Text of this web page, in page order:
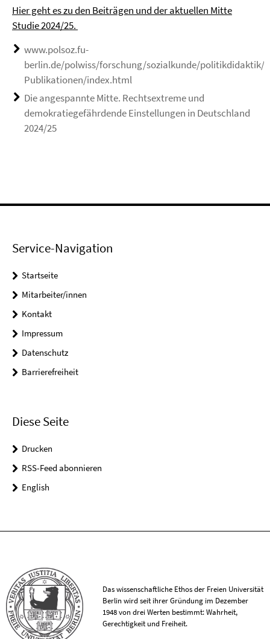
Hier geht es zu den Beiträgen und der aktuellen Mitte
Studie 2024/25.
www.polsoz.fu-
berlin.de/polwiss/forschung/sozialkunde/politikdidaktik/
Publikationen/index.html
Die angespannte Mitte. Rechtsextreme und
demokratiegefährdende Einstellungen in Deutschland
2024/25
Service-Navigation
Startseite
Mitarbeiter/innen
Kontakt
Impressum
Datenschutz
Barrierefreiheit
Diese Seite
Drucken
RSS-Feed abonnieren
English
Das wissenschaftliche Ethos der Freien Universität
Berlin wird seit ihrer Gründung im Dezember
1948 von drei Werten bestimmt: Wahrheit,
Gerechtigkeit und Freiheit.